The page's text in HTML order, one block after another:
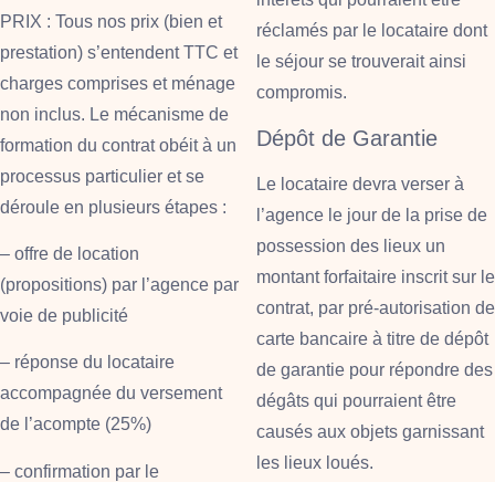
PRIX : Tous nos prix (bien et
prestation) s’entendent TTC et
charges comprises et ménage
non inclus. Le mécanisme de
formation du contrat obéit à un
processus particulier et se
déroule en plusieurs étapes :
– offre de location
(propositions) par l’agence par
voie de publicité
– réponse du locataire
accompagnée du versement
de l’acompte (25%)
– confirmation par le
réclamés par le locataire dont
le séjour se trouverait ainsi
compromis.
Dépôt de Garantie
Le locataire devra verser à
l’agence le jour de la prise de
possession des lieux un
montant forfaitaire inscrit sur le
contrat, par pré-autorisation de
carte bancaire à titre de dépôt
de garantie pour répondre des
dégâts qui pourraient être
causés aux objets garnissant
les lieux loués.